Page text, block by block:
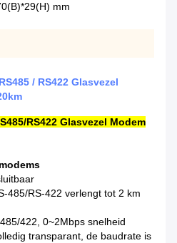
mm
/ RS422 Glasvezel
RS422 Glasvezel Modem
485/RS-422 verlengt tot 2 km
422, 0~2Mbps snelheid
transparant, de baudrate is